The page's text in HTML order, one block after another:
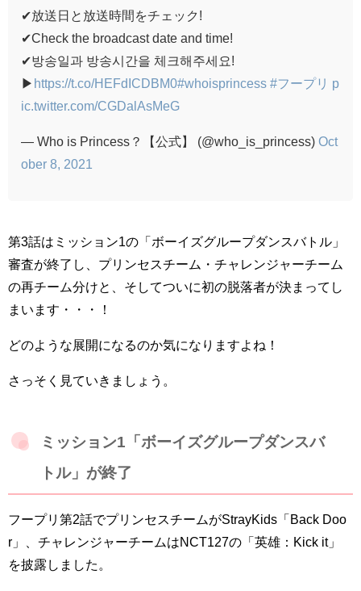
✔︎放送日と放送時間をチェック!
✔︎Check the broadcast date and time!
✔︎방송일과 방송시간을 체크해주세요!
▶︎ https://t.co/HEFdICDBM0#whoisprincess #フープリ p
ic.twitter.com/CGDalAsMeG
— Who is Princess？【公式】 (@who_is_princess) Oct
ober 8, 2021
第3話はミッション1の「ボーイズグループダンスバトル」
審査が終了し、プリンセスチーム・チャレンジャーチーム
の再チーム分けと、そしてついに初の脱落者が決まってし
まいます・・・！
どのような展開になるのか気になりますよね！
さっそく見ていきましょう。
ミッション1「ボーイズグループダンスバ
トル」が終了
フープリ第2話でプリンセスチームがStrayKids「Back Doo
r」、チャレンジャーチームはNCT127の「英雄：Kick it」
を披露しました。